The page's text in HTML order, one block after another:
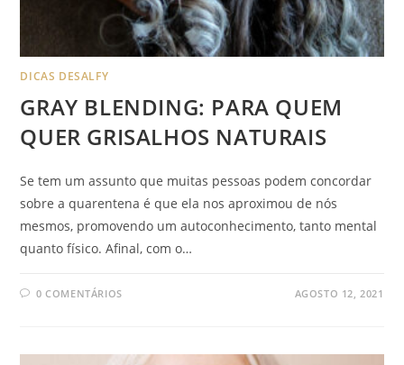
DICAS DESALFY
GRAY BLENDING: PARA QUEM
QUER GRISALHOS NATURAIS
Se tem um assunto que muitas pessoas podem concordar
sobre a quarentena é que ela nos aproximou de nós
mesmos, promovendo um autoconhecimento, tanto mental
quanto físico. Afinal, com o…
0 COMENTÁRIOS AGOSTO 12, 2021